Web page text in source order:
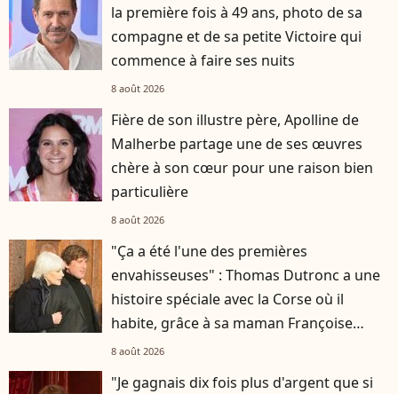
la première fois à 49 ans, photo de sa
compagne et de sa petite Victoire qui
commence à faire ses nuits
8 août 2026
Fière de son illustre père, Apolline de
Malherbe partage une de ses œuvres
chère à son cœur pour une raison bien
particulière
8 août 2026
"Ça a été l'une des premières
envahisseuses" : Thomas Dutronc a une
histoire spéciale avec la Corse où il
habite, grâce à sa maman Françoise
Hardy
8 août 2026
"Je gagnais dix fois plus d'argent que si